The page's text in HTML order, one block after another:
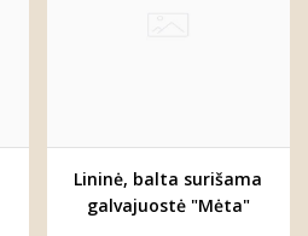
Lininė, balta surišama
galvajuostė "Mėta"